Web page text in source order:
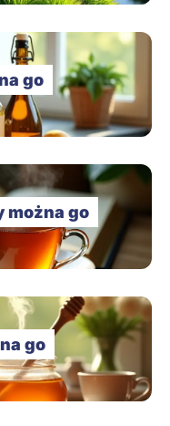
go
można go
go